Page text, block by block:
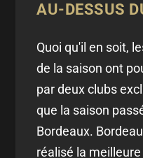
AU-DESSUS
Quoi qu'il en soit,
de la saison ont
par deux clubs
que la saison
Bordeaux.
réalisé la